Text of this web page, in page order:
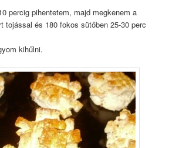
percig pihentetem, majd megkenem a
tojással és 180 fokos sütőben 25-30 perc
kihűlni.